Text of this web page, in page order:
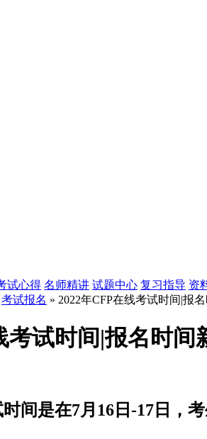
试心得 名师精讲 试题中心 复习指导 资
考试报名 » 2022年CFP在线考试时间|报
考试时间|报名时间
间是在7月16日-17日，